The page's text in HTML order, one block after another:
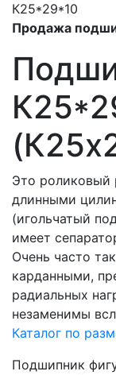
К25*29*10
Продажа
Это роликовый
длинными
(игольчатый
имеет
Очень часто
карданными,
радиальных
незаменимы
Каталог по
Подшипник